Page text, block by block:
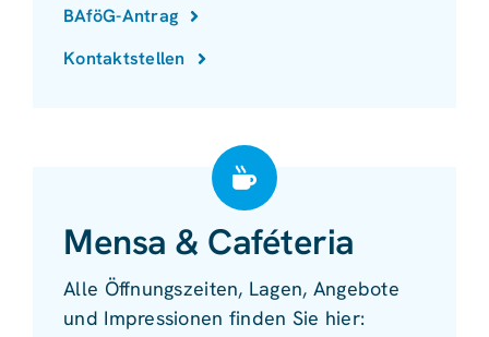
BAföG-Antrag
Kontaktstellen
Mensa & Caféteria
Alle Öffnungszeiten, Lagen, Angebote
und Impressionen finden Sie hier: